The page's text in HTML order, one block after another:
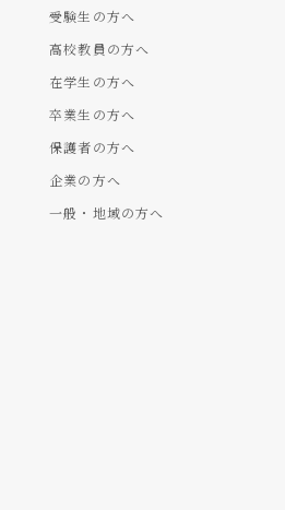
受験生の方へ
高校教員の方へ
在学生の方へ
卒業生の方へ
保護者の方へ
企業の方へ
一般・地域の方へ